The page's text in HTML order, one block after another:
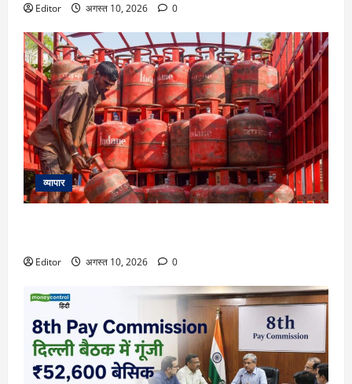
Editor अगस्त 10, 2026 0
व्यापार
Editor अगस्त 10, 2026 0